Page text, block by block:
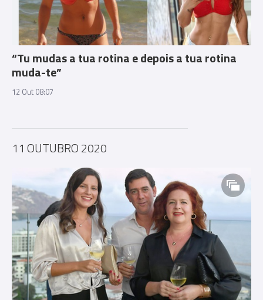
“Tu mudas a tua rotina e depois a tua rotina
muda-te”
12 Out 08:07
11 OUTUBRO 2020